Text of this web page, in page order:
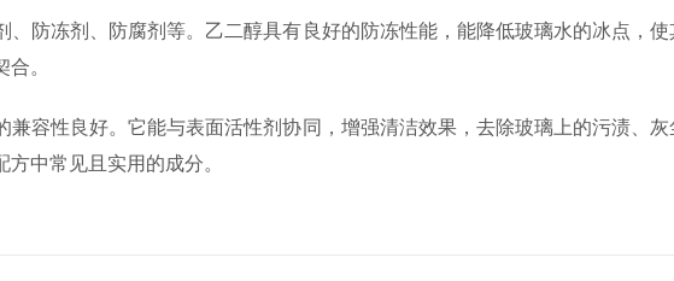
、防冻剂、防腐剂等。乙二醇具有良好的防冻性能，能降低玻璃水的冰点，
。
兼容性良好。它能与表面活性剂协同，增强清洁效果，去除玻璃上的污渍、
中常见且实用的成分。